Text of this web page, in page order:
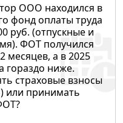
ООО находился в
фонд оплаты труда
руб. (отпускные и
ФОТ получился
месяцев, а в 2025
гораздо ниже.
страховые взносы
или принимать